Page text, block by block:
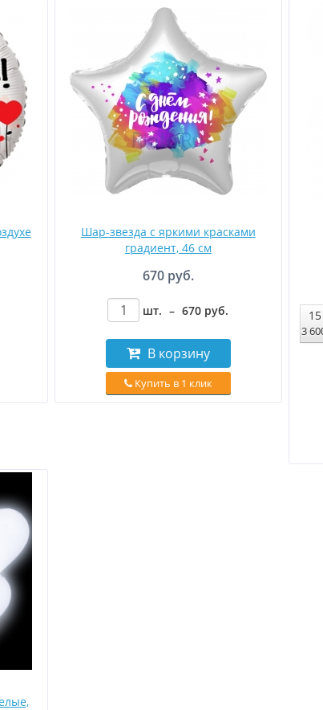
Шар-звезда с яркими красками
градиент, 46 см
670 руб.
шт. – 670 руб.
В корзину
Купить в 1 клик
15
3